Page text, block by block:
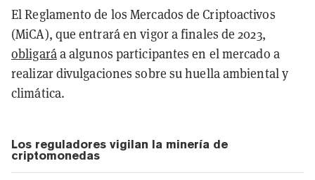
El Reglamento de los Mercados de Criptoactivos
(MiCA), que entrará en vigor a finales de 2023,
obligaráa algunos participantes en el mercado a
realizar divulgaciones sobre su huella ambiental y
climática.
Los reguladores vigilan la minería de
criptomonedas